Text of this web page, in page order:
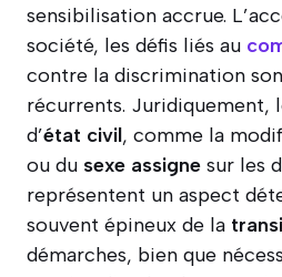
sensibilisation accrue.
société, les défis liés au
contre la discrimination
récurrents. Juridiquement,
d’état civil, comme la
ou du sexe assigne sur les
représentent un aspect
souvent épineux de la
démarches, bien que